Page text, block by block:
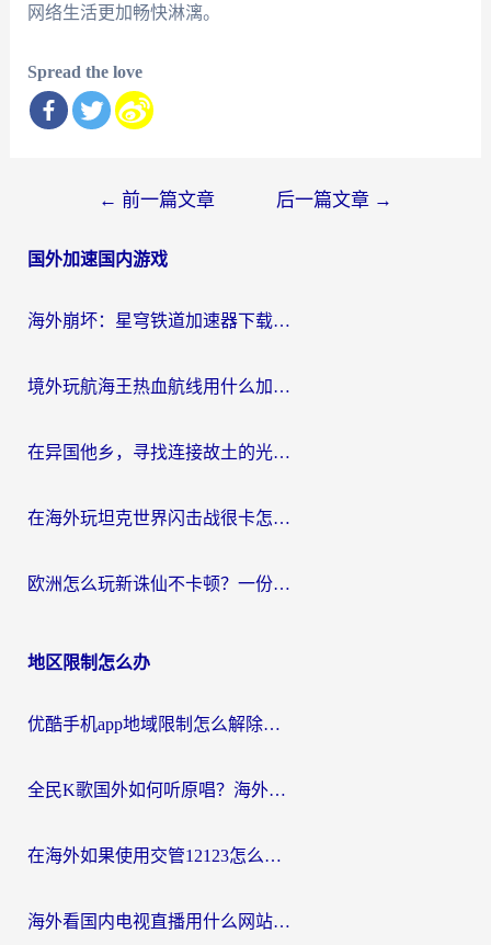
网络生活更加畅快淋漓。
Spread the love
导
← 前一篇文章 后一篇文章 →
国外加速国内游戏
海外崩坏：星穹铁道加速器下载安装：一份给游子的终极网络指南
境外玩航海王热血航线用什么加速器？2026海外玩家实测最优方案（附欧洲问道堡垒前线加速技巧）
在异国他乡，寻找连接故土的光明大陆免费加速器
在海外玩坦克世界闪击战很卡怎么办？老玩家亲测有效的加速器选择指南
欧洲怎么玩新诛仙不卡顿？一份给海外游子的国服游戏畅玩指南
地区限制怎么办
优酷手机app地域限制怎么解除？海外党亲测有效的追剧方案
全民K歌国外如何听原唱？海外党亲测有效的回国加速器选择指南
在海外如果使用交管12123怎么处理？留学生亲测有效的回国加速方案
海外看国内电视直播用什么网站比较好？一篇解决你所有追剧难题的实用指南